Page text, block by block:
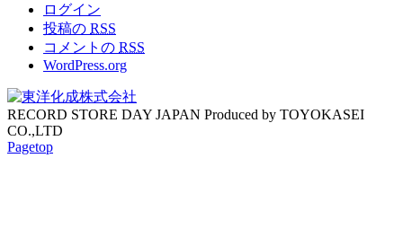
ログイン
投稿の RSS
コメントの RSS
WordPress.org
RECORD STORE DAY JAPAN Produced by TOYOKASEI
CO.,LTD
Pagetop